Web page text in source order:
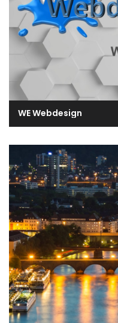
WE Webdesign